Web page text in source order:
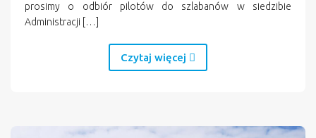
prosimy o odbiór pilotów do szlabanów w siedzibie
Administracji […]
Czytaj więcej